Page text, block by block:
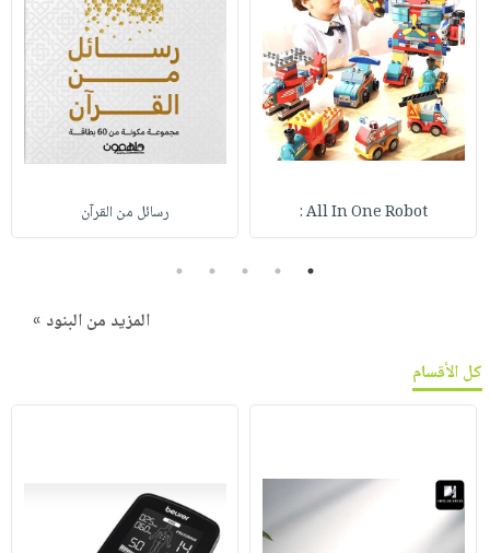
All In One Robot : رسائل من القرآن
1
2
3
4
5
المزيد من البنود »
كل الأقسام